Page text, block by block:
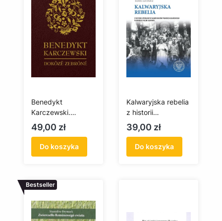
Benedykt
Karczewski.
Dokôzë zebróné
Cena
49,00 zł
Do koszyka
Kalwaryjska rebelia
z historii
wybranych
sanktuariów
Pomorza
Gdańskiego w
Cena
39,00 zł
Do koszyka
Bestseller